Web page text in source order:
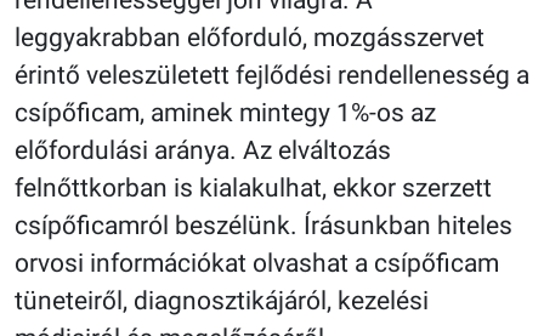
leggyakrabban előforduló, mozgásszervet
érintő veleszületett fejlődési rendellenesség a
csípőficam, aminek mintegy 1%-os az
előfordulási aránya. Az elváltozás
felnőttkorban is kialakulhat, ekkor szerzett
csípőficamról beszélünk. Írásunkban hiteles
orvosi információkat olvashat a csípőficam
tüneteiről, diagnosztikájáról, kezelési